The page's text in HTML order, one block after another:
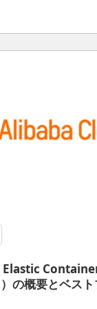
の概要とベスト